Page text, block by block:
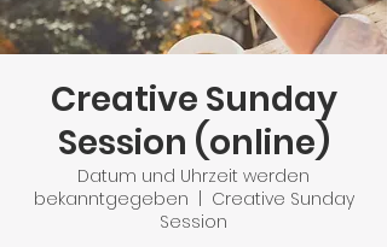
Creative Sunday
Session (online)
Datum und Uhrzeit werden
bekanntgegeben
Creative Sunday
Session